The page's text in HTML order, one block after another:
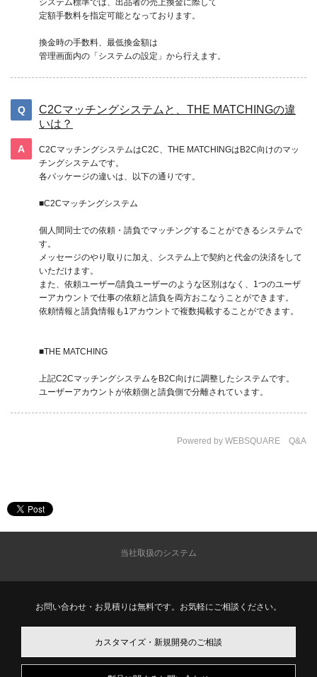
システム標準では、出品者の売上換金に際して
定額手数料を指定可能となっております。
換金時の手数料、最低換金額は
管理画面内の「システムの設定」から行えます。
C2Cマッチングシステムと、THE MATCHINGの違
いは？
C2CマッチングシステムはC2C、THE MATCHINGはB2C向けのマッ
チングシステムです。
各パッケージの違いは、以下の通りです。
■C2Cマッチングシステム
個人間同士での依頼・請負でマッチングすることができるシステムで
す。
メッセージのやり取りに加え、システム上で契約と代金の決済をして
いただけます。
また、依頼ユーザー/請負ユーザーのような区別はなく、1つのユーザ
ーアカウントで仕事の依頼と請負を両方おこなうことができます。
依頼情報と請負情報も1アカウントで複数掲載することができます。
■THE MATCHING
上記C2CマッチングシステムをB2C向けに調整したシステムです。
ユーザーアカウントが依頼側と請負側で分離されています。
Powered by WEBSQUARE Q&A
当社取扱のシステム
お問い合わせ・お見積りは無料です。お気軽にご相談ください。
カスタマイズ・新規開発のご相談